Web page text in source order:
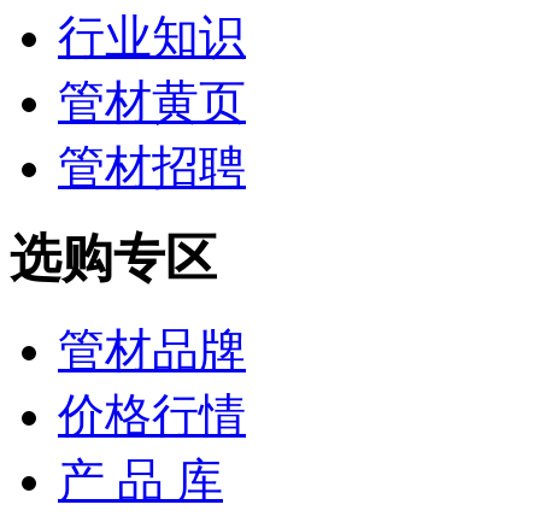
行业知识
管材黄页
管材招聘
选购专区
管材品牌
价格行情
产 品 库